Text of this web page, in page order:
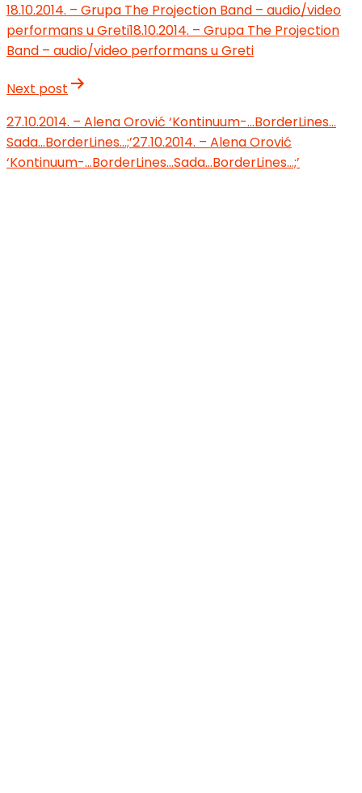
18.10.2014. – Grupa The Projection Band – audio/video
performans u Greti18.10.2014. – Grupa The Projection
Band – audio/video performans u Greti
Next post
27.10.2014. – Alena Orović ‘Kontinuum-…BorderLines…
Sada…BorderLines…;’27.10.2014. – Alena Orović
‘Kontinuum-…BorderLines…Sada…BorderLines…;’